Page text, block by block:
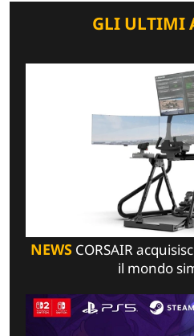
GLI ULTIMI
NEWSCORSAIR
il mondo